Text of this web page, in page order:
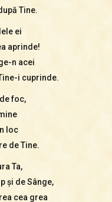
Tine.
ei
aprinde!
n acei
i cuprinde.
foc,
loc
de Tine.
Ta,
și de Sânge,
cea grea